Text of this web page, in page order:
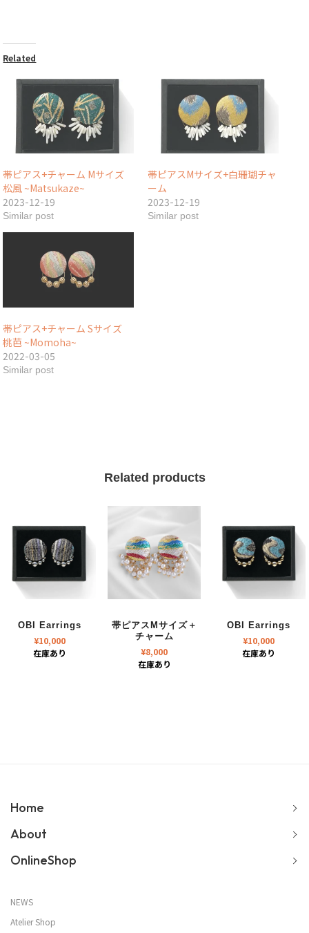
Related
帯ピアス+チャーム Mサイズ
松風 ~Matsukaze~
2023-12-19
Similar post
帯ピアスMサイズ+白珊瑚チャ
ーム
2023-12-19
Similar post
帯ピアス+チャーム Sサイズ
桃芭 ~Momoha~
2022-03-05
Similar post
Related products
OBI Earrings
¥10,000
在庫あり
帯ピアスMサイズ＋
チャーム
¥8,000
在庫あり
OBI Earrings
¥10,000
在庫あり
Home
About
OnlineShop
NEWS
Atelier Shop